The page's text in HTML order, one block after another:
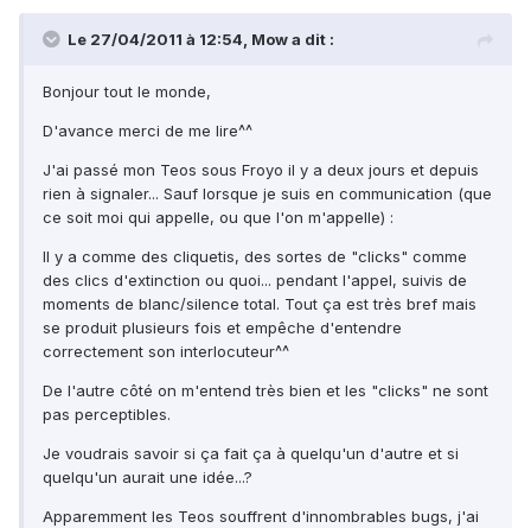
Le 27/04/2011 à 12:54, Mow a dit :
Bonjour tout le monde,
D'avance merci de me lire^^
J'ai passé mon Teos sous Froyo il y a deux jours et depuis
rien à signaler... Sauf lorsque je suis en communication (que
ce soit moi qui appelle, ou que l'on m'appelle) :
Il y a comme des cliquetis, des sortes de "clicks" comme
des clics d'extinction ou quoi... pendant l'appel, suivis de
moments de blanc/silence total. Tout ça est très bref mais
se produit plusieurs fois et empêche d'entendre
correctement son interlocuteur^^
De l'autre côté on m'entend très bien et les "clicks" ne sont
pas perceptibles.
Je voudrais savoir si ça fait ça à quelqu'un d'autre et si
quelqu'un aurait une idée...?
Apparemment les Teos souffrent d'innombrables bugs, j'ai